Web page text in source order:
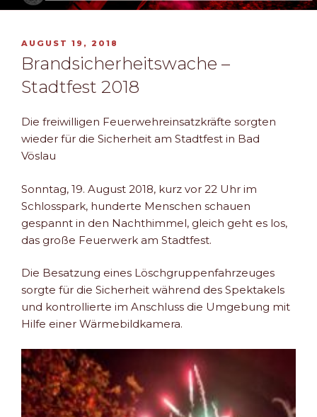
VERÖFFENTLICHT
AM
AUGUST 19, 2018
Brandsicherheitswache –
Stadtfest 2018
Die freiwilligen Feuerwehreinsatzkräfte sorgten
wieder für die Sicherheit am Stadtfest in Bad
Vöslau
Sonntag, 19. August 2018, kurz vor 22 Uhr im
Schlosspark, hunderte Menschen schauen
gespannt in den Nachthimmel, gleich geht es los,
das große Feuerwerk am Stadtfest.
Die Besatzung eines Löschgruppenfahrzeuges
sorgte für die Sicherheit während des Spektakels
und kontrollierte im Anschluss die Umgebung mit
Hilfe einer Wärmebildkamera.